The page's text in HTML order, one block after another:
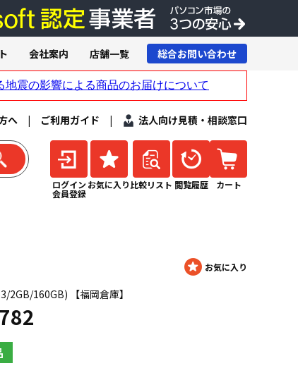
へ | ご利用ガイド | 法人向け見積・相談窓口
ログイン
会員登録
お気に入り 比較リスト 閲覧履歴 カート
会社案内 店舗一覧 総合お問い合わせ
2GB/160GB) 【福岡倉庫】